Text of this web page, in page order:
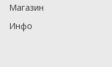
Магазин
Инфо